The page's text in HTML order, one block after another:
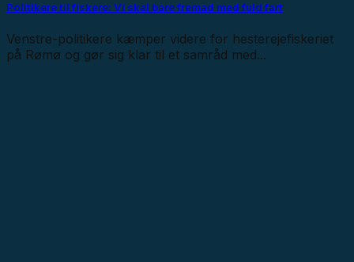
Politikere til fiskere: Vi skal bare fremad med fuld fart
Venstre-politikere kæmper videre for hesterejefiskeriet
på Rømø og gør sig klar til et samråd med...